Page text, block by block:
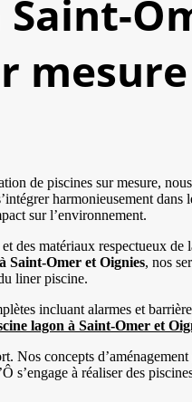
Saint-
mesure
de piscines sur mesure,
harmonieusement
sur l’environnement.
des matériaux respectueux
à Saint-Omer et Oignies, nos
liner piscine.
incluant alarmes et
lagon à Saint-Omer et
concepts
à réaliser des